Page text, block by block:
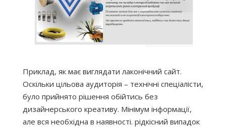
Приклад, як має виглядати лаконічний сайт.
Оскільки цільова аудиторія – технічні спеціалісти,
було прийнято рішення обійтись без
дизайнерського креативу. Мінімум інформації,
але вся необхідна в наявності. рідкісний випадок